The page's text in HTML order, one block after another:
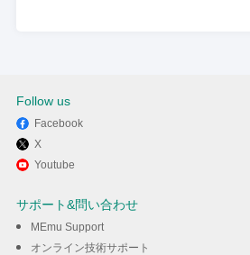
Follow us
Facebook
X
Youtube
サポート&問い合わせ
MEmu Support
オンライン技術サポート